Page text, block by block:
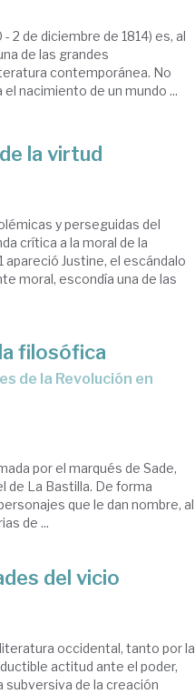
2 de diciembre de 1814) es, al
de las grandes
contemporánea. No
nacimiento de un mundo ...
la virtud
y perseguidas del
crítica a la moral de la
apareció Justine, el escándalo
moral, escondía una de las
filosófica
por el marqués de Sade,
de La Bastilla. De forma
que le dan nombre, al
de ...
del vicio
occidental, tanto por la
actitud ante el poder,
subversiva de la creación